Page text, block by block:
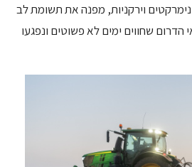
וירקניות, מפנה את תשומת לב
שחווים ימים לא פשוטים ונפגעו